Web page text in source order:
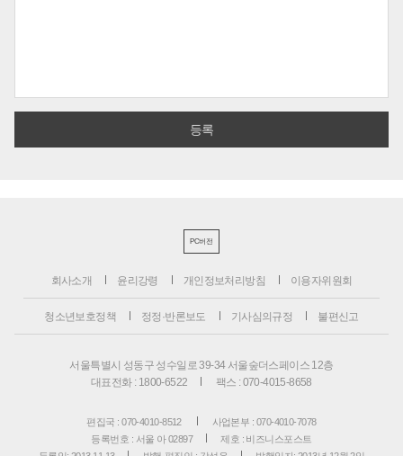
PC버전
회사소개 윤리강령 개인정보처리방침 이용자위원회
청소년보호정책 정정·반론보도 기사심의규정 불편신고
서울특별시 성동구 성수일로 39-34 서울숲더스페이스 12층
대표전화 : 1800-6522
팩스 : 070-4015-8658
편집국 : 070-4010-8512
사업본부 : 070-4010-7078
등록번호 : 서울 아 02897
제호 : 비즈니스포스트